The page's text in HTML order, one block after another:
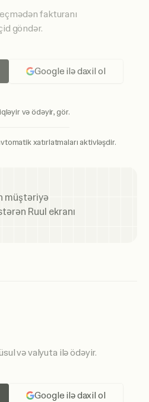
fakturanı
göndər.
Google ilə daxil ol
və ödəyir, gör.
xatırlatmaları aktivləşdir.
və valyuta ilə ödəyir.
Google ilə daxil ol